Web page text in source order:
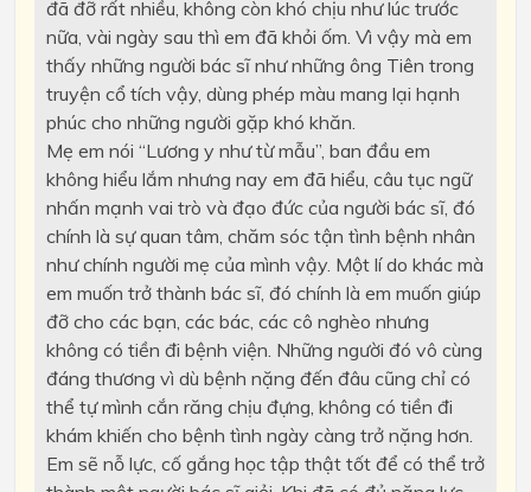
đã đỡ rất nhiều, không còn khó chịu như lúc trước
nữa, vài ngày sau thì em đã khỏi ốm. Vì vậy mà em
thấy những người bác sĩ như những ông Tiên trong
truyện cổ tích vậy, dùng phép màu mang lại hạnh
phúc cho những người gặp khó khăn.
Mẹ em nói “Lương y như từ mẫu”, ban đầu em
không hiểu lắm nhưng nay em đã hiểu, câu tục ngữ
nhấn mạnh vai trò và đạo đức của người bác sĩ, đó
chính là sự quan tâm, chăm sóc tận tình bệnh nhân
như chính người mẹ của mình vậy. Một lí do khác mà
em muốn trở thành bác sĩ, đó chính là em muốn giúp
đỡ cho các bạn, các bác, các cô nghèo nhưng
không có tiền đi bệnh viện. Những người đó vô cùng
đáng thương vì dù bệnh nặng đến đâu cũng chỉ có
thể tự mình cắn răng chịu đựng, không có tiền đi
khám khiến cho bệnh tình ngày càng trở nặng hơn.
Em sẽ nỗ lực, cố gắng học tập thật tốt để có thể trở